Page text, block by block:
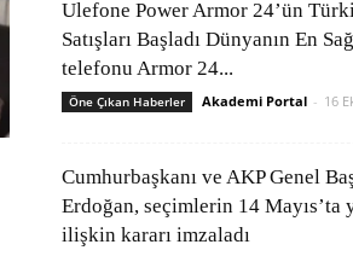
Ulefone Power Armor 24’ün
Satışları Başladı Dünyanın En
telefonu Armor 24...
Öne Çıkan Haberler Akademi Portal - 16
Cumhurbaşkanı ve AKP Genel
Erdoğan, seçimlerin 14 Mayıs’ta
ilişkin kararı imzaladı